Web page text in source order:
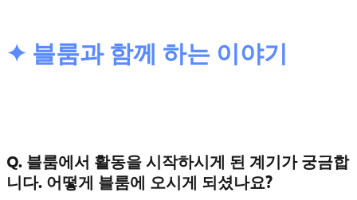
✦ 블룸과 함께 하는 이야기
Q. 블룸에서 활동을 시작하시게 된 계기가 궁금합
니다. 어떻게 블룸에 오시게 되셨나요?